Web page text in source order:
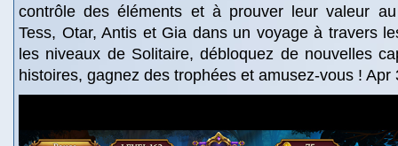
contrôle des éléments et à prouver leur valeur
Tess, Otar, Antis et Gia dans un voyage à travers
les niveaux de Solitaire, débloquez de nouvelles
histoires, gagnez des trophées et amusez-vous ! Apr